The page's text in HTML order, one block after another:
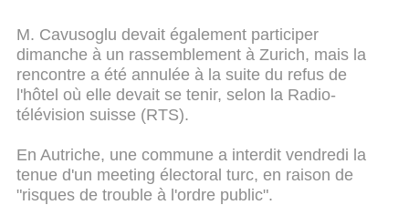
M. Cavusoglu devait également participer
dimanche à un rassemblement à Zurich, mais la
rencontre a été annulée à la suite du refus de
l'hôtel où elle devait se tenir, selon la Radio-
télévision suisse (RTS).
En Autriche, une commune a interdit vendredi la
tenue d'un meeting électoral turc, en raison de
"risques de trouble à l'ordre public".